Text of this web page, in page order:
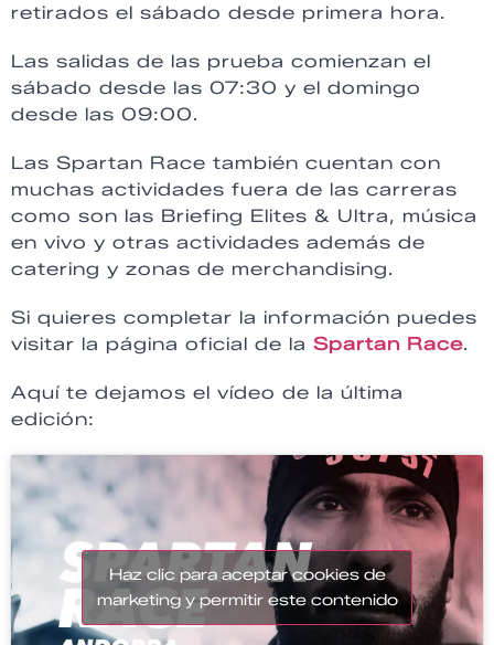
retirados el sábado desde primera hora.
Las salidas de las prueba comienzan el
sábado desde las 07:30 y el domingo
desde las 09:00.
Las Spartan Race también cuentan con
muchas actividades fuera de las carreras
como son las Briefing Elites & Ultra, música
en vivo y otras actividades además de
catering y zonas de merchandising.
Si quieres completar la información puedes
visitar la página oficial de la Spartan Race.
Aquí te dejamos el vídeo de la última
edición:
Haz clic para aceptar cookies de
marketing y permitir este contenido